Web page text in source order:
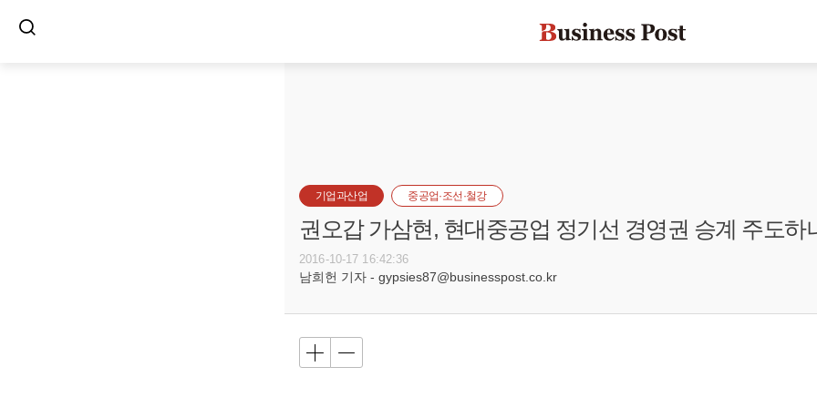
기업과산업 중공업·조선·철강
권오갑 가삼현, 현대중공업 정기선 경영권 승계 주도하
2016-10-17 16:42:36
남희헌 기자 - gypsies87@businesspost.co.kr